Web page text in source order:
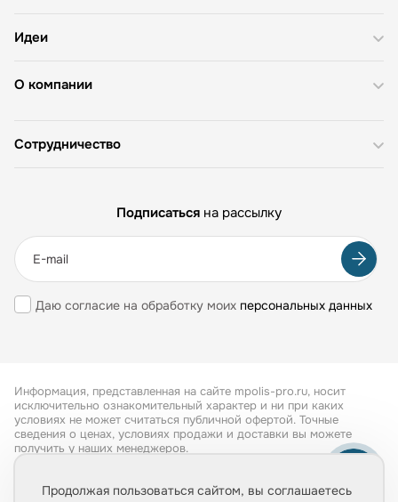
О компании
Идеи
Сотрудничество
Подписаться на рассылку
Даю согласие на обработку моих персональных данных
Информация, представленная на сайте mpolis-pro.ru, носит
исключительно ознакомительный характер и ни при каких
условиях не может считаться публичной офертой. Точные
сведения о ценах, условиях продажи и доставки вы можете
получить у наших менеджеров.
Продолжая пользоваться сайтом, вы соглашаетесь